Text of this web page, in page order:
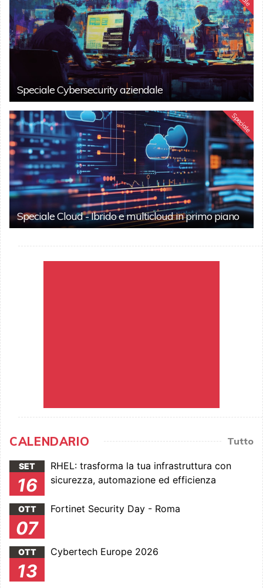
Speciale Cybersecurity aziendale
Speciale
Speciale Cloud - Ibrido e multicloud in primo piano
CALENDARIO Tutto
SET
16
RHEL: trasforma la tua infrastruttura con
sicurezza, automazione ed efficienza
OTT
07
Fortinet Security Day - Roma
OTT
13
Cybertech Europe 2026